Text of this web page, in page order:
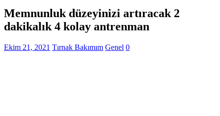
Memnunluk düzeyinizi artıracak 2
dakikalık 4 kolay antrenman
Ekim 21, 2021 Tırnak Bakımım Genel 0